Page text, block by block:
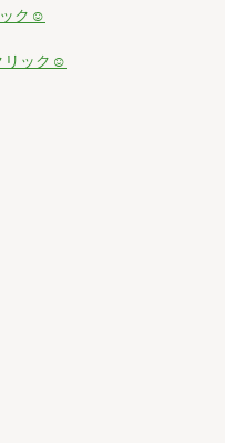
ク☺
リック☺